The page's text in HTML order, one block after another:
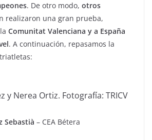
. De otro modo, otros
realizaron una gran prueba,
Comunitat Valenciana y a España
. A continuación, repasamos la
y Nerea Ortiz. Fotografía: TRICV
Sebastià – CEA Bétera